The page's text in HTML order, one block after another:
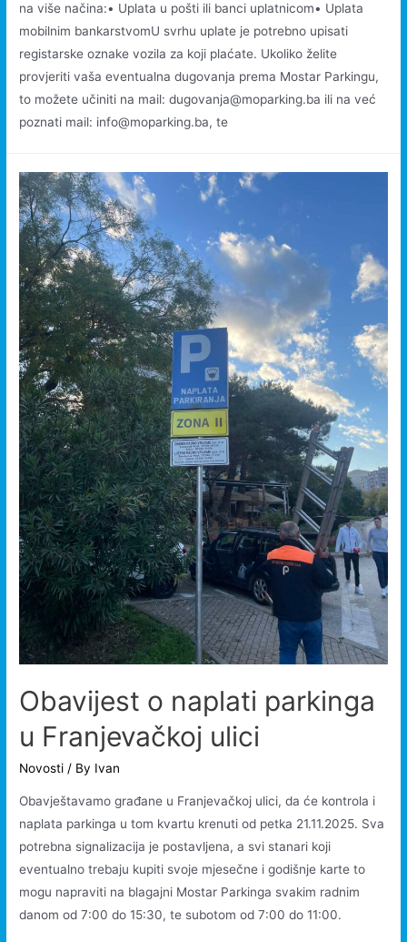
na više načina:• Uplata u pošti ili banci uplatnicom• Uplata
mobilnim bankarstvomU svrhu uplate je potrebno upisati
registarske oznake vozila za koji plaćate. Ukoliko želite
provjeriti vaša eventualna dugovanja prema Mostar Parkingu,
to možete učiniti na mail: dugovanja@moparking.ba ili na već
poznati mail: info@moparking.ba, te
Obavijest o naplati parkinga
u Franjevačkoj ulici
Novosti / By Ivan
Obavještavamo građane u Franjevačkoj ulici, da će kontrola i
naplata parkinga u tom kvartu krenuti od petka 21.11.2025. Sva
potrebna signalizacija je postavljena, a svi stanari koji
eventualno trebaju kupiti svoje mjesečne i godišnje karte to
mogu napraviti na blagajni Mostar Parkinga svakim radnim
danom od 7:00 do 15:30, te subotom od 7:00 do 11:00.